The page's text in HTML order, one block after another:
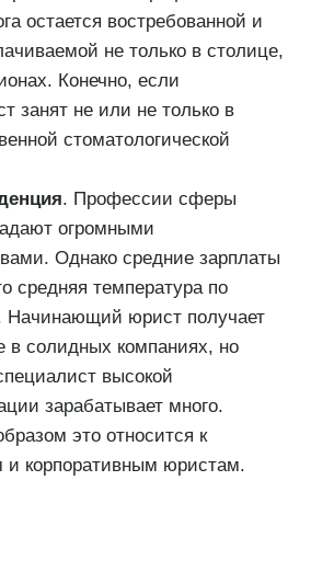
остается востребованной и
не только в столице,
Конечно, если
занят не или не только в
стоматологической
. Профессии сферы
огромными
Однако средние зарплаты
средняя температура по
Начинающий юрист получает
в солидных компаниях, но
высокой
зарабатывает много.
это относится к
и корпоративным юристам.